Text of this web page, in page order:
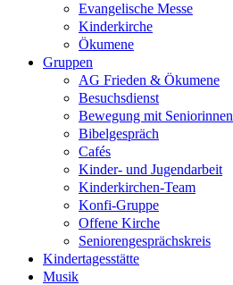
Evangelische Messe
Kinderkirche
Ökumene
Gruppen
AG Frieden & Ökumene
Besuchsdienst
Bewegung mit Seniorinnen
Bibelgespräch
Cafés
Kinder- und Jugendarbeit
Kinderkirchen-Team
Konfi-Gruppe
Offene Kirche
Seniorengesprächskreis
Kindertagesstätte
Musik